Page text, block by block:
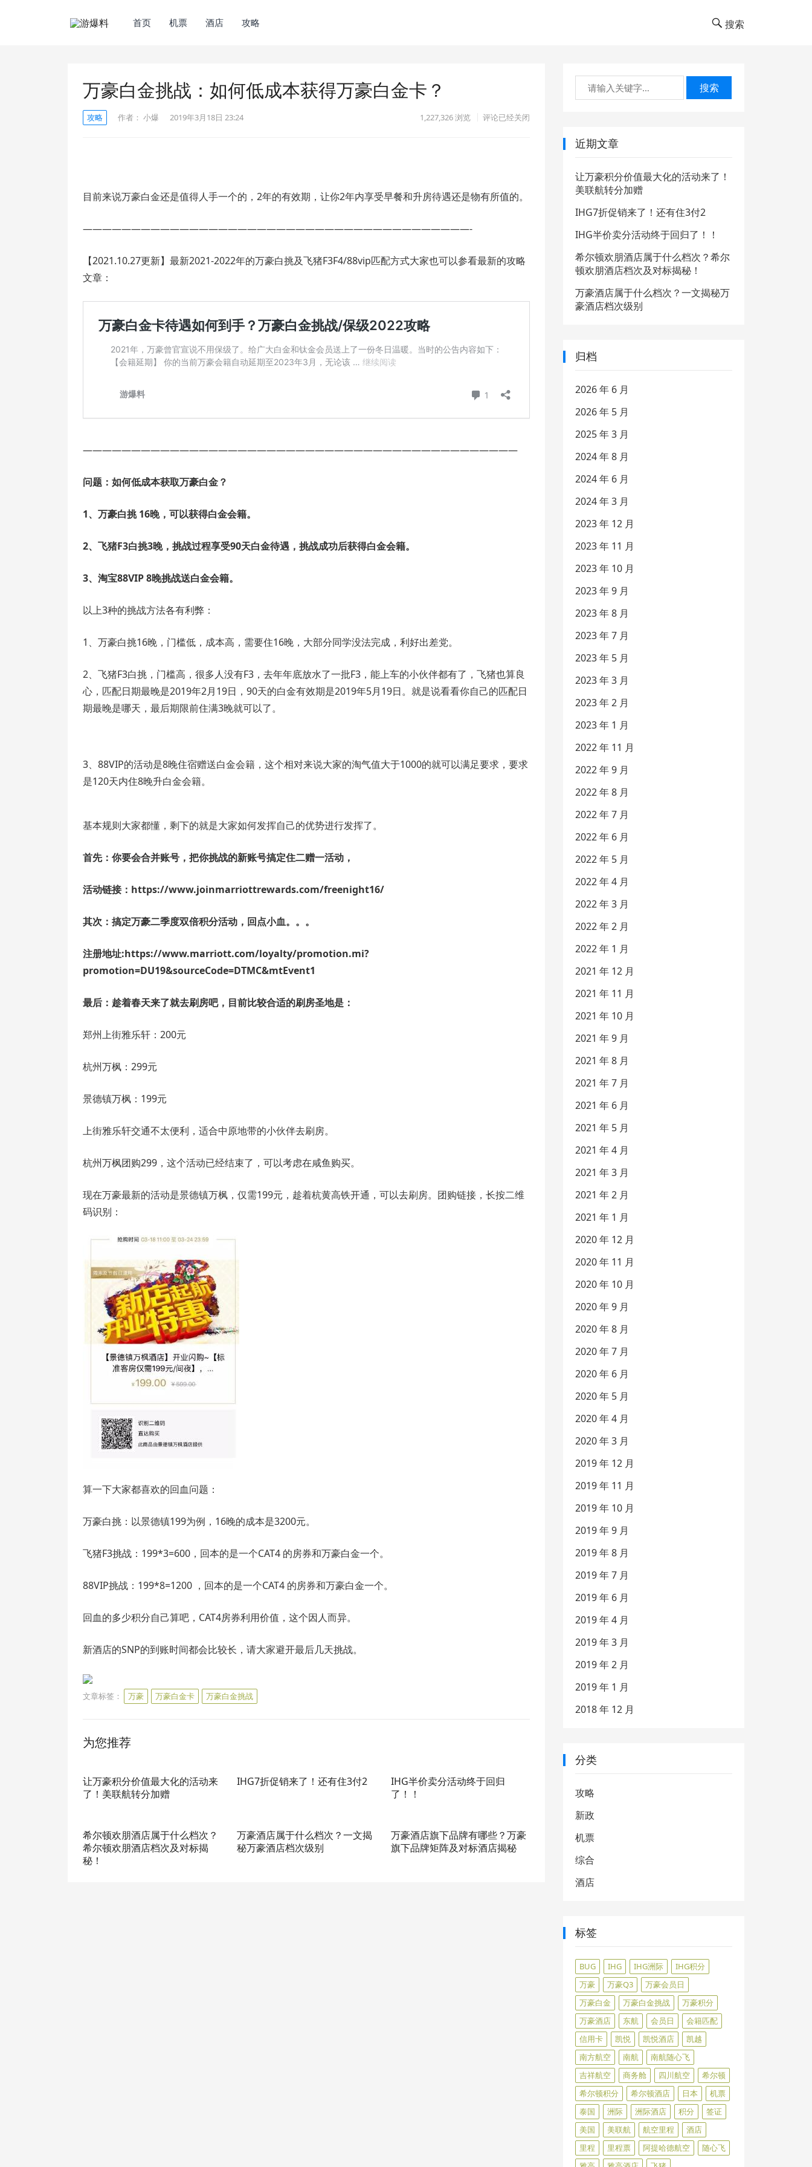
首页 机票 酒店 攻略 搜索
万豪白金挑战：如何低成本获得万豪白金卡？
攻略 作者： 小爆 2019年3月18日 23:24 1,227,326浏览 评论已经关闭
目前来说万豪白金还是值得人手一个的，2年的有效期，让你2年内享受早餐和升房待遇还是物有所值的。
————————————————————————————————————————-
【2021.10.27更新】最新2021-2022年的万豪白挑及飞猪F3F4/88vip匹配方式大家也可以参看最新的攻略
文章：
—————————————————————————————————————————————
问题： 如何低成本获取万豪白金？
1、万豪白挑 16晚，可以获得白金会籍。
2、飞猪F3白挑3晚，挑战过程享受90天白金待遇，挑战成功后获得白金会籍。
3、淘宝88VIP 8晚挑战送白金会籍。
以上3种的挑战方法各有利弊：
1、万豪白挑16晚，门槛低，成本高，需要住16晚，大部分同学没法完成，利好出差党。
2、飞猪F3白挑，门槛高，很多人没有F3，去年年底放水了一批F3，能上车的小伙伴都有了，飞猪也算良
心，匹配日期最晚是2019年2月19日，90天的白金有效期是2019年5月19日。就是说看看你自己的匹配日
期最晚是哪天，最后期限前住满3晚就可以了。
3、88VIP的活动是8晚住宿赠送白金会籍，这个相对来说大家的淘气值大于1000的就可以满足要求，要求
是120天内住8晚升白金会籍。
基本规则大家都懂，剩下的就是大家如何发挥自己的优势进行发挥了。
首先：你要会合并账号，把你挑战的新账号搞定住二赠一活动，
活动链接：https://www.joinmarriottrewards.com/freenight16/
其次：搞定万豪二季度双倍积分活动，回点小血。。。
注册地址:https://www.marriott.com/loyalty/promotion.mi?
promotion=DU19&sourceCode=DTMC&mtEvent1
最后：趁着春天来了就去刷房吧，目前比较合适的刷房圣地是：
郑州上街雅乐轩：200元
杭州万枫：299元
景德镇万枫：199元
上街雅乐轩交通不太便利，适合中原地带的小伙伴去刷房。
杭州万枫团购299，这个活动已经结束了，可以考虑在咸鱼购买。
现在万豪最新的活动是景德镇万枫，仅需199元，趁着杭黄高铁开通，可以去刷房。团购链接，长按二维
码识别：
算一下大家都喜欢的回血问题：
万豪白挑：以景德镇199为例，16晚的成本是3200元。
飞猪F3挑战：199*3=600，回本的是一个CAT4 的房券和万豪白金一个。
88VIP挑战：199*8=1200 ，回本的是一个CAT4 的房券和万豪白金一个。
回血的多少积分自己算吧，CAT4房券利用价值，这个因人而异。
新酒店的SNP的到账时间都会比较长，请大家避开最后几天挑战。
文章标签： 万豪 万豪白金卡 万豪白金挑战
为您推荐
让万豪积分价值最大化的活动来
了！美联航转分加赠
IHG7折促销来了！还有住3付2
IHG半价卖分活动终于回归
了！！
希尔顿欢朋酒店属于什么档次？
希尔顿欢朋酒店档次及对标揭
秘！
万豪酒店属于什么档次？一文揭
秘万豪酒店档次级别
万豪酒店旗下品牌有哪些？万豪
旗下品牌矩阵及对标酒店揭秘
搜索
近期文章
让万豪积分价值最大化的活动来了！
美联航转分加赠
IHG7折促销来了！还有住3付2
IHG半价卖分活动终于回归了！！
希尔顿欢朋酒店属于什么档次？希尔
顿欢朋酒店档次及对标揭秘！
万豪酒店属于什么档次？一文揭秘万
豪酒店档次级别
归档
2026 年 6 月
2026 年 5 月
2025 年 3 月
2024 年 8 月
2024 年 6 月
2024 年 3 月
2023 年 12 月
2023 年 11 月
2023 年 10 月
2023 年 9 月
2023 年 8 月
2023 年 7 月
2023 年 5 月
2023 年 3 月
2023 年 2 月
2023 年 1 月
2022 年 11 月
2022 年 9 月
2022 年 8 月
2022 年 7 月
2022 年 6 月
2022 年 5 月
2022 年 4 月
2022 年 3 月
2022 年 2 月
2022 年 1 月
2021 年 12 月
2021 年 11 月
2021 年 10 月
2021 年 9 月
2021 年 8 月
2021 年 7 月
2021 年 6 月
2021 年 5 月
2021 年 4 月
2021 年 3 月
2021 年 2 月
2021 年 1 月
2020 年 12 月
2020 年 11 月
2020 年 10 月
2020 年 9 月
2020 年 8 月
2020 年 7 月
2020 年 6 月
2020 年 5 月
2020 年 4 月
2020 年 3 月
2019 年 12 月
2019 年 11 月
2019 年 10 月
2019 年 9 月
2019 年 8 月
2019 年 7 月
2019 年 6 月
2019 年 4 月
2019 年 3 月
2019 年 2 月
2019 年 1 月
2018 年 12 月
分类
攻略
新政
机票
综合
酒店
标签
BUG IHG IHG洲际
IHG积分
万豪
万豪Q3
万豪会员日
万豪白金
万豪白金挑战
万豪积分
万豪酒店
东航 会员日
会籍匹配
信用卡
凯悦 凯悦酒店
凯越
南方航空
南航
南航随心飞
吉祥航空
商务舱 四川航空
希尔顿
希尔顿积分
希尔顿酒店 日本
机票
泰国
洲际 洲际酒店 积分
签证
美国
美联航 航空里程
酒店
里程
里程票 阿提哈德航空
随心飞